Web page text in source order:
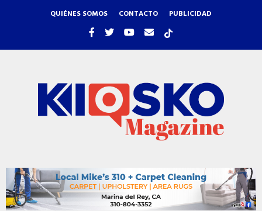
QUIÉNES SOMOS CONTACTO PUBLICIDAD